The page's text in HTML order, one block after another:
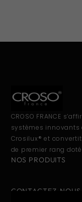
CROSO FRANCE
systèmes innovants
Crosilux® et
de premier rang
NOS PRODUITS
CONTACTEZ-NOUS